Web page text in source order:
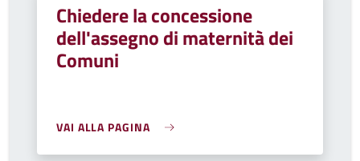
Chiedere la concessione
dell'assegno di maternità dei
Comuni
VAI ALLA PAGINA